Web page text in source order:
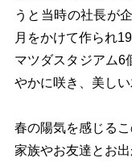
うと当時の社長が
月をかけて作られ
マツダスタジアム6
やかに咲き、美し
春の陽気を感じるこ
家族やお友達とお